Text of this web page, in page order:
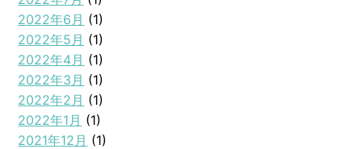
2022年6月 (1)
2022年5月 (1)
2022年4月 (1)
2022年3月 (1)
2022年2月 (1)
2022年1月 (1)
2021年12月 (1)